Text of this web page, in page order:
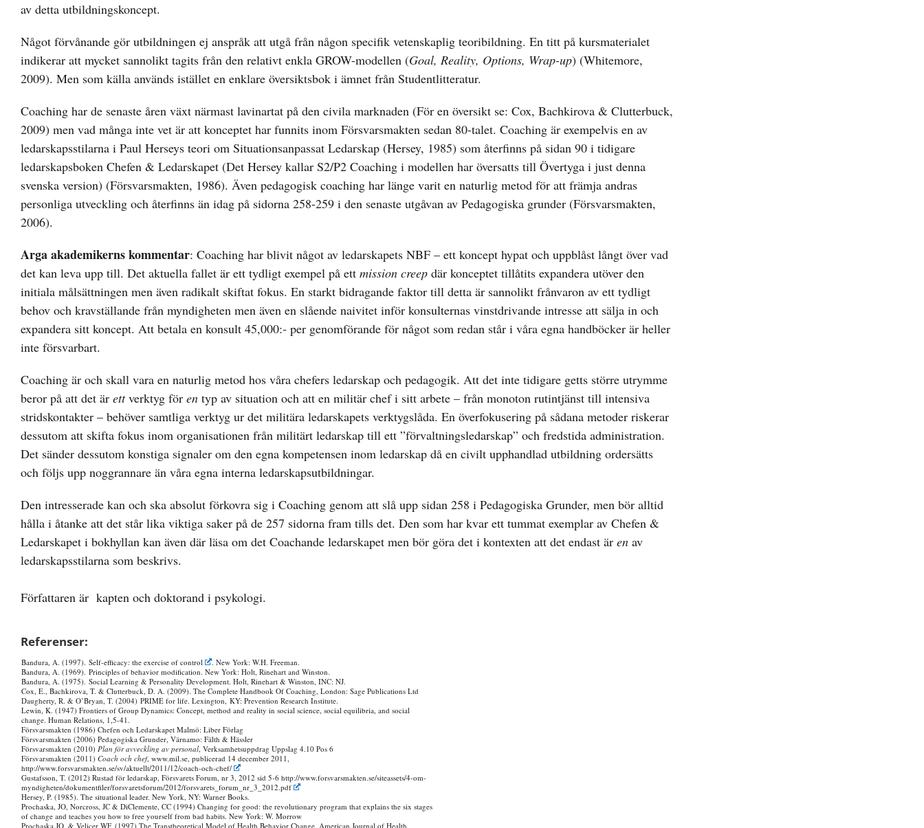
av detta utbildningskoncept.
Något förvånande gör utbildningen ej anspråk att utgå från någon specifik vetenskaplig teoribildning. En titt på kursmaterialet
indikerar att mycket sannolikt tagits från den relativt enkla GROW-modellen (Goal, Reality, Options, Wrap-up) (Whitemore,
2009). Men som källa används istället en enklare översiktsbok i ämnet från Studentlitteratur.
Coaching har de senaste åren växt närmast lavinartat på den civila marknaden (För en översikt se: Cox, Bachkirova & Clutterbuck,
2009) men vad många inte vet är att konceptet har funnits inom Försvarsmakten sedan 80-talet. Coaching är exempelvis en av
ledarskapsstilarna i Paul Herseys teori om Situationsanpassat Ledarskap (Hersey, 1985) som återfinns på sidan 90 i tidigare
ledarskapsboken Chefen & Ledarskapet (Det Hersey kallar S2/P2 Coaching i modellen har översatts till Övertyga i just denna
svenska version) (Försvarsmakten, 1986). Även pedagogisk coaching har länge varit en naturlig metod för att främja andras
personliga utveckling och återfinns än idag på sidorna 258-259 i den senaste utgåvan av Pedagogiska grunder (Försvarsmakten,
2006).
Arga akademikerns kommentar: Coaching har blivit något av ledarskapets NBF – ett koncept hypat och uppblåst långt över vad
det kan leva upp till. Det aktuella fallet är ett tydligt exempel på ett mission creep där konceptet tillåtits expandera utöver den
initiala målsättningen men även radikalt skiftat fokus. En starkt bidragande faktor till detta är sannolikt frånvaron av ett tydligt
behov och kravställande från myndigheten men även en slående naivitet inför konsulternas vinstdrivande intresse att sälja in och
expandera sitt koncept. Att betala en konsult 45,000:- per genomförande för något som redan står i våra egna handböcker är heller
inte försvarbart.
Coaching är och skall vara en naturlig metod hos våra chefers ledarskap och pedagogik. Att det inte tidigare getts större utrymme
beror på att det är ettverktyg för en typ av situation och att en militär chef i sitt arbete – från monoton rutintjänst till intensiva
stridskontakter – behöver samtliga verktyg ur det militära ledarskapets verktygslåda. En överfokusering på sådana metoder riskerar
dessutom att skifta fokus inom organisationen från militärt ledarskap till ett ”förvaltningsledarskap” och fredstida administration.
Det sänder dessutom konstiga signaler om den egna kompetensen inom ledarskap då en civilt upphandlad utbildning ordersätts
och följs upp noggrannare än våra egna interna ledarskapsutbildningar.
Den intresserade kan och ska absolut förkovra sig i Coaching genom att slå upp sidan 258 i Pedagogiska Grunder, men bör alltid
hålla i åtanke att det står lika viktiga saker på de 257 sidorna fram tills det. Den som har kvar ett tummat exemplar av Chefen &
Ledarskapet i bokhyllan kan även där läsa om det Coachande ledarskapet men bör göra det i kontexten att det endast är en av
ledarskapsstilarna som beskrivs.
Författaren är kapten och doktorand i psykologi.
Referenser:
Bandura, A. (1997). Self-efficacy: the exercise of control
. New York: W.H. Freeman.
Bandura, A. (1969). Principles of behavior modification. New York: Holt, Rinehart and Winston.
Bandura, A. (1975). Social Learning & Personality Development. Holt, Rinehart & Winston, INC: NJ.
Cox, E., Bachkirova, T. & Clutterbuck, D. A. (2009). The Complete Handbook Of Coaching, London: Sage Publications Ltd
Daugherty, R. & O’Bryan, T. (2004) PRIME for life. Lexington, KY: Prevention Research Institute.
Lewin, K. (1947) Frontiers of Group Dynamics: Concept, method and reality in social science, social equilibria, and social
change. Human Relations, 1,5-41.
Försvarsmakten (1986) Chefen och Ledarskapet Malmö: Liber Förlag
Försvarsmakten (2006) Pedagogiska Grunder, Värnamo: Fälth & Hässler
Försvarsmakten (2010) Plan för avveckling av personal , Verksamhetsuppdrag Uppslag 4.10 Pos 6
Försvarsmakten (2011) Coach och chef, www.mil.se, publicerad 14 december 2011,
http://www.forsvarsmakten.se/sv/aktuellt/2011/12/coach-och-chef/
Gustafsson, T. (2012) Rustad för ledarskap, Försvarets Forum, nr 3, 2012 sid 5-6 http://www.forsvarsmakten.se/siteassets/4-om-
myndigheten/dokumentfiler/forsvaretsforum/2012/forsvarets_forum_nr_3_2012.pdf
Hersey, P. (1985). The situational leader. New York, NY: Warner Books.
Prochaska, JO, Norcross, JC & DiClemente, CC (1994) Changing for good: the revolutionary program that explains the six stages
of change and teaches you how to free yourself from bad habits. New York: W. Morrow
Prochaska JO. & Velicer WF. (1997) The Transtheoretical Model of Health Behavior Change. American Journal of Health